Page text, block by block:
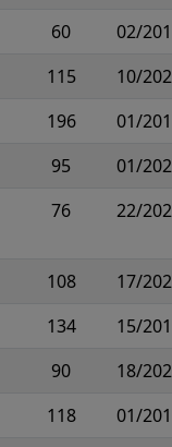
60
02/
115
10/
196
01/
95
01/
76 22/
108
17/
134
15/
90
18/
118
01/